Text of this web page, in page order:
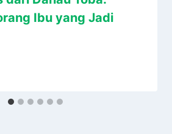
Ibu yang Jadi